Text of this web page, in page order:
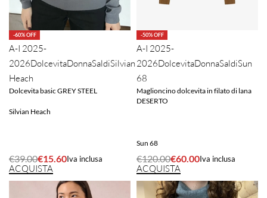
-60% OFF
A-I 2025-
2026DolcevitaDonnaSaldiSilvian
Heach
Dolcevita basic GREY STEEL
Silvian Heach
€39.00€15.60Iva inclusa
ACQUISTA
-50% OFF
A-I 2025-
2026DolcevitaDonnaSaldiSun
68
Maglioncino dolcevita in filato di lana
DESERTO
Sun 68
€120.00€60.00Iva inclusa
ACQUISTA